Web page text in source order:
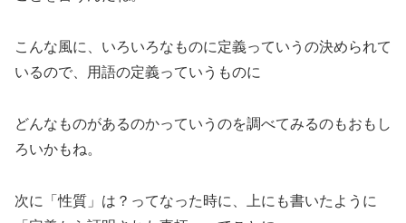
こんな風に、いろいろなものに定義っていうの決められて
いるので、用語の定義っていうものに
どんなものがあるのかっていうのを調べてみるのもおもし
ろいかもね。
次に「性質」は？ってなった時に、上にも書いたように